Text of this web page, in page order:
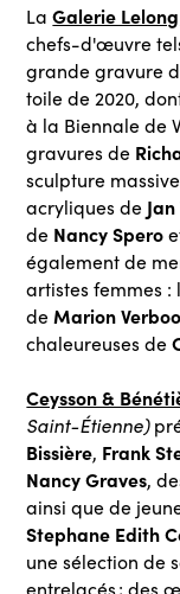
LaGalerie
chefs-d'œuvre
grande gravure
toile de 2020,
à la Biennale de
gravures de
sculpture
acryliques de Jan
de Nancy Spero
également de
artistes femmes :
de Marion
chaleureuses de
Ceysson &
Saint-Étienne)
Bissière, Frank
Nancy Graves,
ainsi que de
Stephane Edith
une sélection de
entrelacés ; des